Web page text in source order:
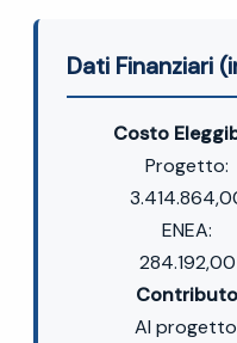
Dati Finanziari
Costo
Progetto:
ENEA:
284.192,00
Contributo
Al